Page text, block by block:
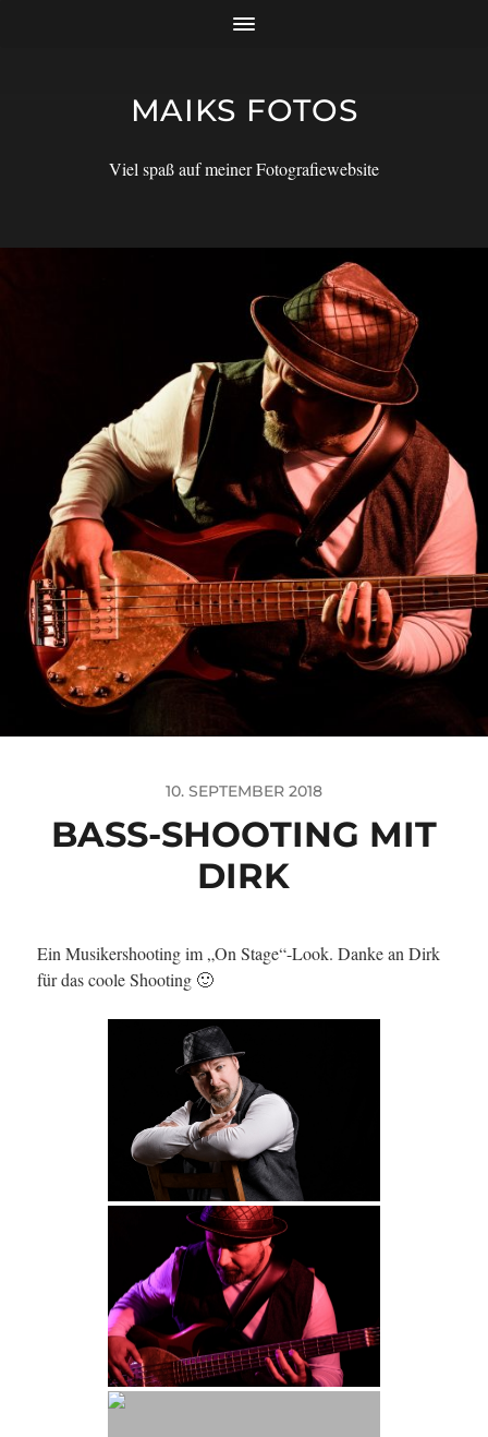
MAIKS FOTOS
Viel spaß auf meiner Fotografiewebsite
10. SEPTEMBER 2018
BASS-SHOOTING MIT
DIRK
Ein Musikershooting im „On Stage“-Look. Danke an Dirk
für das coole Shooting 🙂